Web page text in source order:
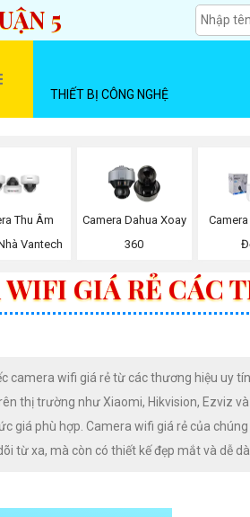
5
THIẾT BỊ CÔNG NGHỆ
Thu Âm
Vantech
Camera Dahua Xoay
360
GIÁ RẺ CÁC
camera wifi giá rẻ từ các thương hiệu uy
thị trường như Xiaomi, Hikvision, Ezviz
giá phù hợp. Camera wifi giá rẻ của
từ xa, mà còn có thiết kế đẹp mắt và dễ